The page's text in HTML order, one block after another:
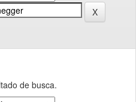
de busca.